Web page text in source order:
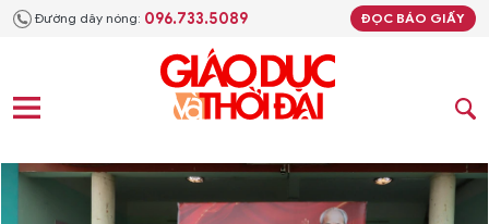
Đường dây nóng: 096.733.5089 ĐỌC BÁO GIẤY